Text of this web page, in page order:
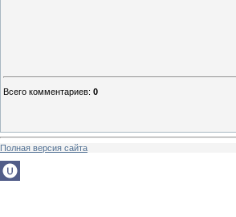
Всего комментариев: 0
Полная версия сайта